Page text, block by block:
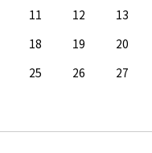
11 12 13
18 19 20
25 26 27